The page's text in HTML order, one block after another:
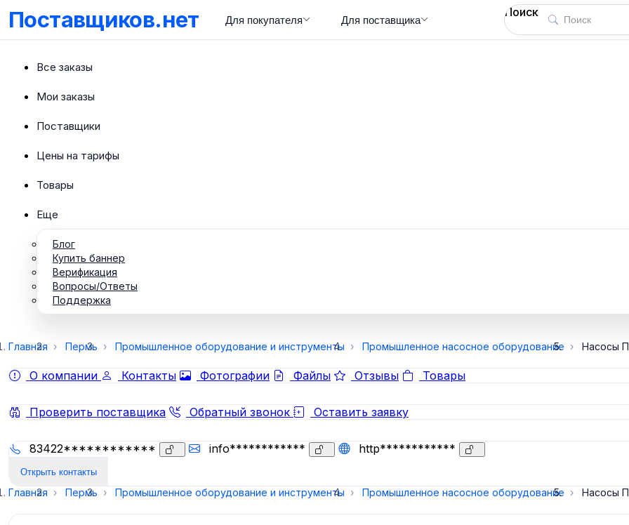
Поставщиков.нет Для покупателя Для поставщика
Поиск
Все заказы
Мои заказы
Поставщики
Цены на тарифы
Товары
Еще
Блог
Купить баннер
Верификация
Вопросы/Ответы
Поддержка
Главная Пермь Промышленное оборудование и инструменты Промышленное насосное оборудование Насосы
О компании
Контакты Фотографии Файлы Отзывы Товары
Проверить поставщика Обратный звонок Оставить заявку
83422************ info************ http************
Открыть контакты
Главная Пермь Промышленное оборудование и инструменты Промышленное насосное оборудование Насосы